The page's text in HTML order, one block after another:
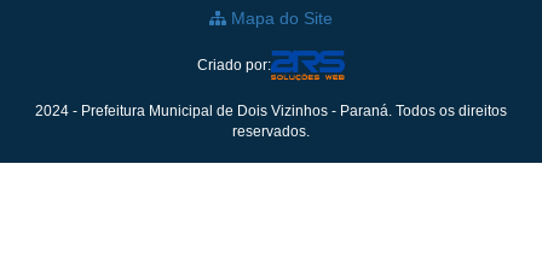
Mapa do Site
Criado por:
2024 - Prefeitura Municipal de Dois Vizinhos - Paraná. Todos os direitos
reservados.